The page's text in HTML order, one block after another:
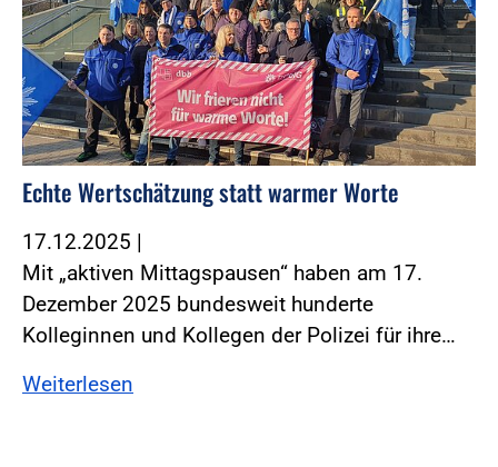
Echte Wertschätzung statt warmer Worte
17.12.2025 |
Mit „aktiven Mittagspausen“ haben am 17.
Dezember 2025 bundesweit hunderte
Kolleginnen und Kollegen der Polizei für ihre…
Weiterlesen